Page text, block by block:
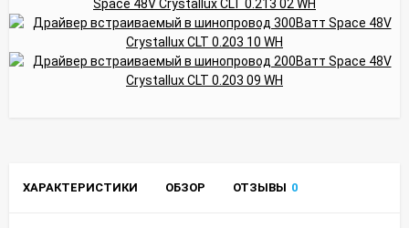
ХАРАКТЕРИСТИКИ ОБЗОР ОТЗЫВЫ 0